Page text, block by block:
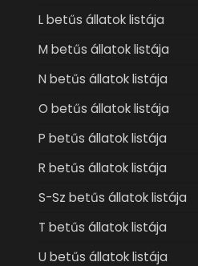
L betűs állatok listája
M betűs állatok listája
N betűs állatok listája
O betűs állatok listája
P betűs állatok listája
R betűs állatok listája
S-Sz betűs állatok listája
T betűs állatok listája
U betűs állatok listája